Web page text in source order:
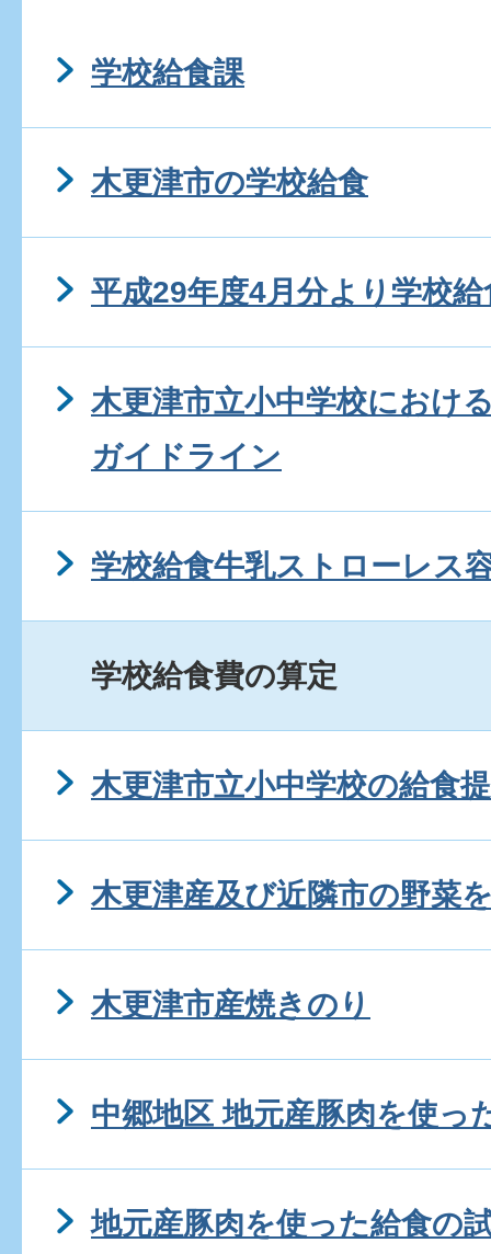
学校給食課
木更津市の学校給食
平成29年度4月分より学校
木更津市立小中学校におけ
ガイドライン
学校給食牛乳ストローレス
学校給食費の算定
木更津市立小中学校の給食
木更津産及び近隣市の野菜
木更津市産焼きのり
中郷地区 地元産豚肉を使っ
地元産豚肉を使った給食の